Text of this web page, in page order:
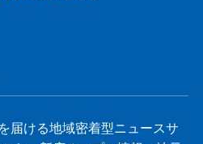
届ける地域密着型ニュースサ